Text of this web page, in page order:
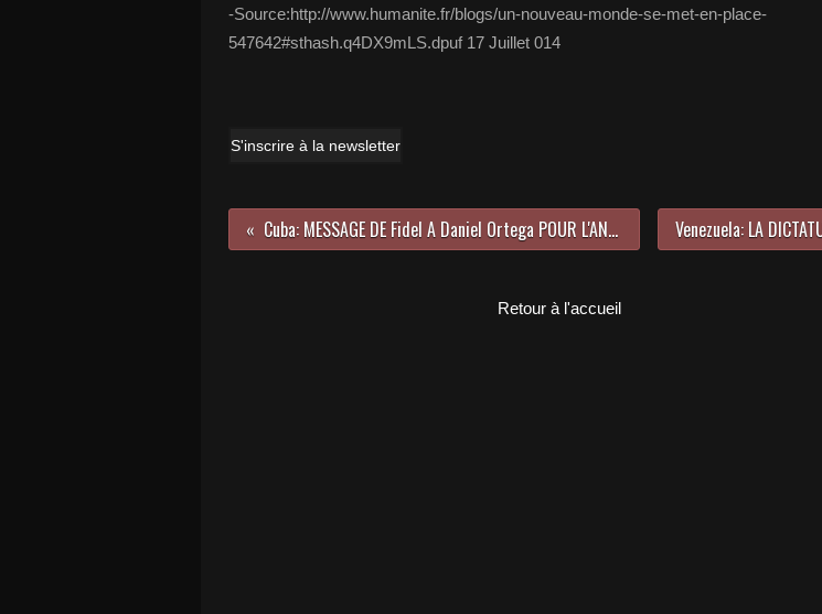
-Source:http://www.humanite.fr/blogs/un-nouveau-monde-se-met-en-place-
547642#sthash.q4DX9mLS.dpuf 17 Juillet 014
S'inscrire à la newsletter
Cuba: MESSAGE DE Fidel A Daniel Ortega POUR L'ANNIVERSAIRE DU TRIOMPHE DE LA REVOLUTION SANDINISTE
Retour à l'accueil